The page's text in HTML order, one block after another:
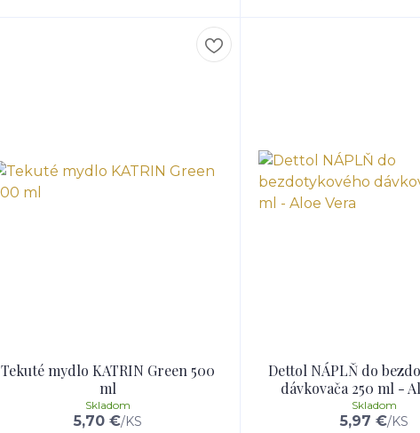
Tekuté mydlo KATRIN Green 500
ml
5,70 €/KS
Skladom
Dettol NÁPLŇ do
dávkovača 250 ml -
5,97 €/KS
Skladom